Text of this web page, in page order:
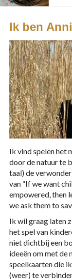
IJsklontjes
gekleurd
Nature
Ik ben
Ik vind spelen het
door de natuur te
taal) de
van “If we want
empowered, then
we ask them to
Ik wil graag laten
het spel van
niet dichtbij een
ideeën om met de
speelkaarten die
(weer) te